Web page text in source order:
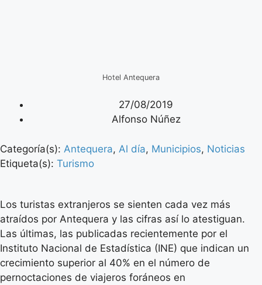
Hotel Antequera
27/08/2019
Alfonso Núñez
Categoría(s): Antequera, Al día, Municipios, Noticias
Etiqueta(s): Turismo
Los turistas extranjeros se sienten cada vez más
atraídos por Antequera y las cifras así lo atestiguan.
Las últimas, las publicadas recientemente por el
Instituto Nacional de Estadística (INE) que indican un
crecimiento superior al 40% en el número de
pernoctaciones de viajeros foráneos en